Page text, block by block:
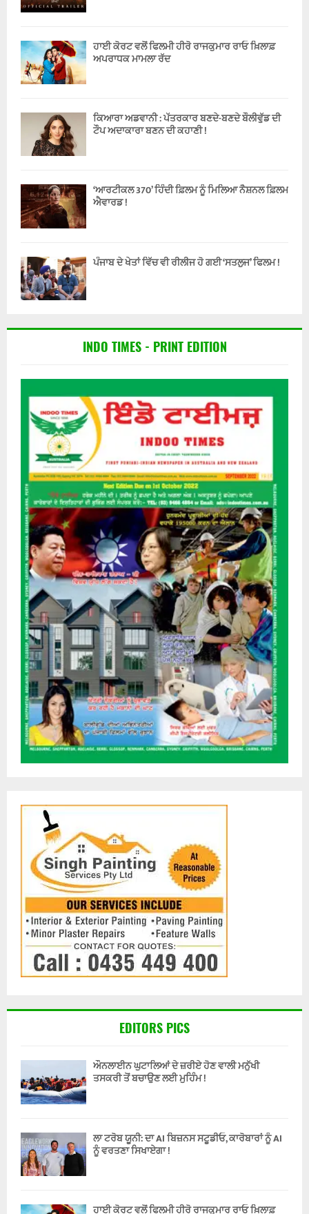
ਹਾਈ ਕੋਰਟ ਵਲੋਂ ਫਿਲਮੀ ਹੀਰੋ ਰਾਜਕੁਮਾਰ ਰਾਓ ਖ਼ਿਲਾਫ਼
ਅਪਰਾਧਕ ਮਾਮਲਾ ਰੱਦ
ਕਿਆਰਾ ਅਡਵਾਨੀ : ਪੱਤਰਕਾਰ ਬਣਦੇ-ਬਣਦੇ ਬੌਲੀਵੁੱਡ ਦੀ
ਟੌਪ ਅਦਾਕਾਰਾ ਬਣਨ ਦੀ ਕਹਾਣੀ !
‘ਆਰਟੀਕਲ 370’ ਹਿੰਦੀ ਫ਼ਿਲਮ ਨੂੰ ਮਿਲਿਆ ਨੈਸ਼ਨਲ ਫ਼ਿਲਮ
ਐਵਾਰਡ !
ਪੰਜਾਬ ਦੇ ਖੇਤਾਂ ਵਿੱਚ ਵੀ ਰੀਲੀਜ ਹੋ ਗਈ ‘ਸਤਲੁਜ’ ਫਿਲਮ !
INDO TIMES - PRINT EDITION
EDITORS PICS
ਔਨਲਾਈਨ ਘੁਟਾਲਿਆਂ ਦੇ ਜ਼ਰੀਏ ਹੋਣ ਵਾਲੀ ਮਨੁੱਖੀ
ਤਸਕਰੀ ਤੋਂ ਬਚਾਉਣ ਲਈ ਮੁਹਿੰਮ !
ਲਾ ਟਰੋਬ ਯੂਨੀ: ਦਾ AI ਬਿਜ਼ਨਸ ਸਟੂਡੀਓ, ਕਾਰੋਬਾਰਾਂ ਨੂੰ AI
ਨੂੰ ਵਰਤਣਾ ਸਿਖਾਏਗਾ !
ਹਾਈ ਕੋਰਟ ਵਲੋਂ ਫਿਲਮੀ ਹੀਰੋ ਰਾਜਕੁਮਾਰ ਰਾਓ ਖ਼ਿਲਾਫ਼